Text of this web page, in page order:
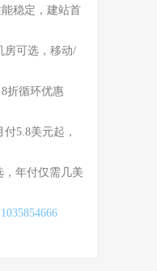
稳定，建站首
房可选，移动/
折循环优惠
5.8美元起，
，年付仅需几美
1035854666